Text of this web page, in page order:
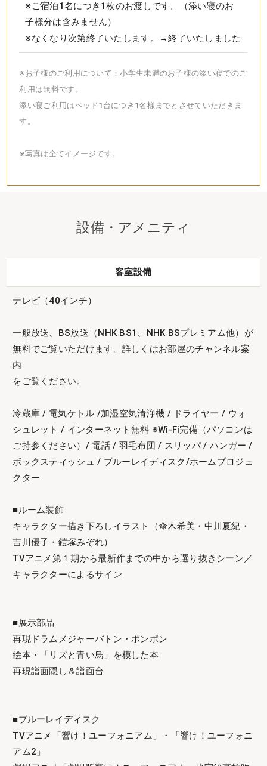
※ご宿泊1名につき1枚のお渡しです。（添い寝のお
子様分は含みません）
※なくなり次第終了いたします。→終了いたしました
※お子様のご利用について：小学生未満のお子様の添い寝でのご
利用は無料です。
添い寝ご利用はベッド1台につき1名様までとさせていただきま
す。
※写真は全てイメージです。
設備・アメニティ
客室設備
テレビ（40インチ）
一般放送、BS放送（NHK BS1、NHK BSプレミアム他）が
無料でご覧いただけます。詳しくはお部屋のチャンネル案
内
をご覧ください。
冷蔵庫 / 電気ケトル /加湿空気清浄機 / ドライヤー / ウォ
シュレット / インターネット無料 ※Wi-Fi完備（パソコンは
ご持参ください）/ 電話 / 羽毛布団 / スリッパ / ハンガー /
ボックスティッシュ / ブルーレイディスク/ホームプロジェ
クター
■ルーム装飾
キャラクター描き下ろしイラスト（傘木希美・中川夏紀・
吉川優子・鎧塚みぞれ）
TVアニメ第１期から最新作までの中から選り抜きシーン／
キャラクターによるサイン
■展示部品
再現ドラムメジャーバトン・ポンポン
絵本・「リズと青い鳥」を模した本
再現譜面隠し＆譜面台
■ブルーレイディスク
TVアニメ「響け！ユーフォニアム」・「響け！ユーフォニ
アム2」